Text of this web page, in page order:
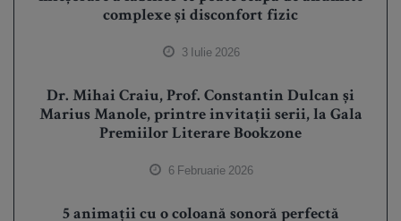
complexe și disconfort fizic
3 Iulie 2026
Dr. Mihai Craiu, Prof. Constantin Dulcan și
Marius Manole, printre invitații serii, la Gala
Premiilor Literare Bookzone
6 Februarie 2026
5 animații cu o coloană sonoră perfectă